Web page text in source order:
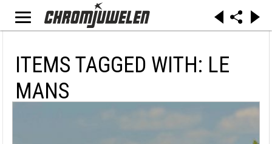
ITEMS TAGGED WITH: LE
MANS